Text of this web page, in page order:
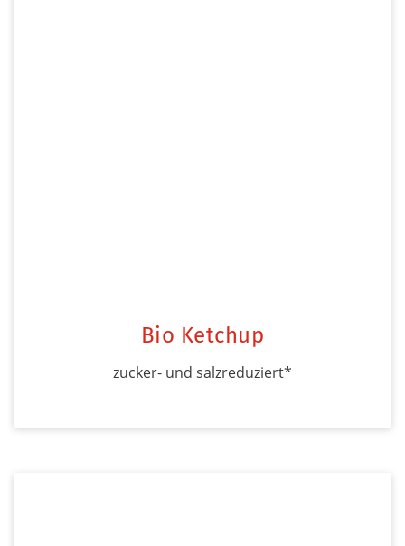
Bio Ketchup
zucker- und salzreduziert*